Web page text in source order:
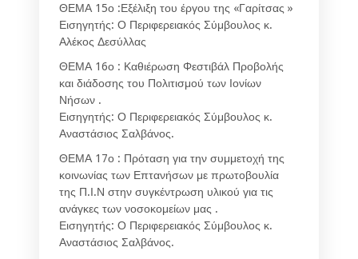
ΘΕΜΑ 15ο :Εξέλιξη του έργου της «Γαρίτσας »
Εισηγητής: Ο Περιφερειακός Σύμβουλος κ.
Αλέκος Δεσύλλας
ΘΕΜΑ 16ο : Καθιέρωση Φεστιβάλ Προβολής
και διάδοσης του Πολιτισμού των Ιονίων
Νήσων .
Εισηγητής: Ο Περιφερειακός Σύμβουλος κ.
Αναστάσιος Σαλβάνος.
ΘΕΜΑ 17ο : Πρόταση για την συμμετοχή της
κοινωνίας των Επτανήσων με πρωτοβουλία
της Π.Ι.Ν στην συγκέντρωση υλικού για τις
ανάγκες των νοσοκομείων μας .
Εισηγητής: Ο Περιφερειακός Σύμβουλος κ.
Αναστάσιος Σαλβάνος.